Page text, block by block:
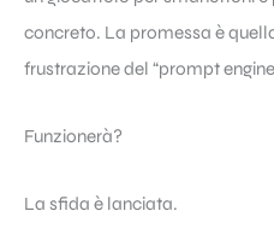
concreto. La promessa è
frustrazione del “prompt
Funzionerà?
La sfida è lanciata.